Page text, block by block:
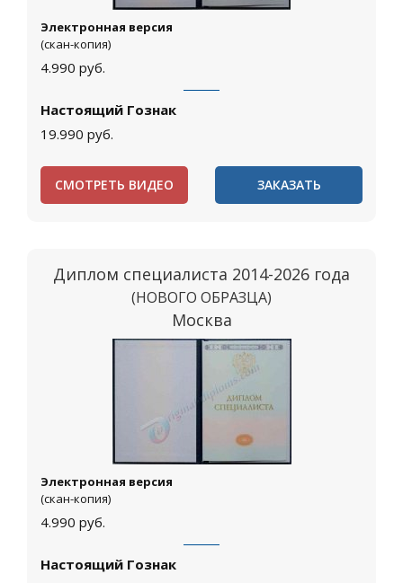
Электронная версия
(скан-копия)
4.990 руб.
Настоящий Гознак
19.990 руб.
СМОТРЕТЬ ВИДЕО ЗАКАЗАТЬ
Диплом специалиста 2014-2026 года
(НОВОГО ОБРАЗЦА)
Москва
Электронная версия
(скан-копия)
4.990 руб.
Настоящий Гознак